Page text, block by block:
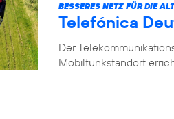
BESSERES NETZ FÜR DIE
Telefónica
Der
Mobilfunkstandort